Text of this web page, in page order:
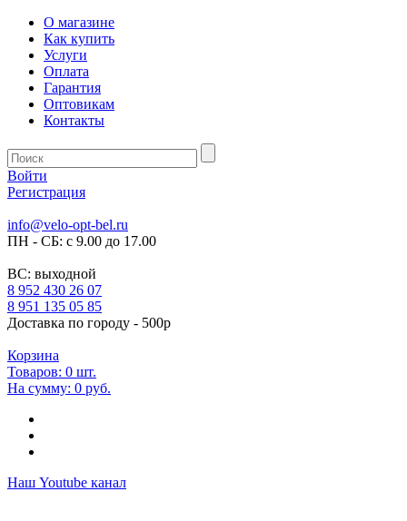
О магазине
Как купить
Услуги
Оплата
Гарантия
Оптовикам
Контакты
Войти
Регистрация
info@velo-opt-bel.ru
ПН - СБ: с 9.00 до 17.00
ВС: выходной
8 952 430 26 07
8 951 135 05 85
Доставка по городу - 500р
Корзина
Товаров: 0 шт.
На сумму: 0 руб.
Наш Youtube канал